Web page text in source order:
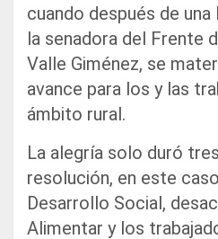
cuando después de
la senadora del Frente
Valle Giménez, se
avance para los y las
ámbito rural.
La alegría solo duró
resolución, en este
Desarrollo Social,
Alimentar y los